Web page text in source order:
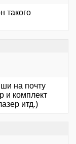
такого
на почту
и комплект
итд.)